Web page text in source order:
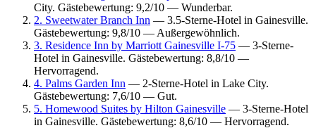
City. Gästebewertung: 9,2/10 — Wunderbar.
2. Sweetwater Branch Inn — 3.5-Sterne-Hotel in Gainesville.
Gästebewertung: 9,8/10 — Außergewöhnlich.
3. Residence Inn by Marriott Gainesville I-75 — 3-Sterne-
Hotel in Gainesville. Gästebewertung: 8,8/10 —
Hervorragend.
4. Palms Garden Inn — 2-Sterne-Hotel in Lake City.
Gästebewertung: 7,6/10 — Gut.
5. Homewood Suites by Hilton Gainesville — 3-Sterne-Hotel
in Gainesville. Gästebewertung: 8,6/10 — Hervorragend.